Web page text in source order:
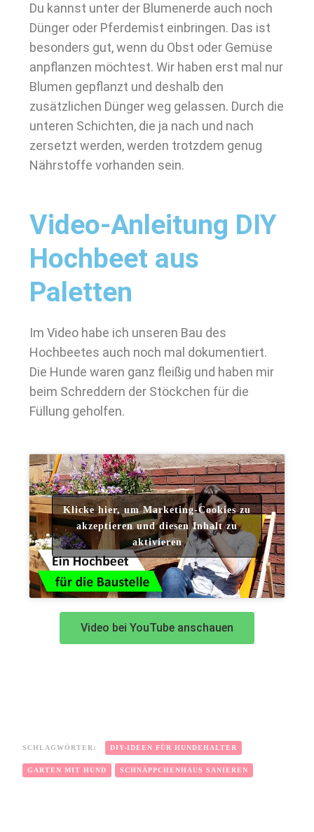
Du kannst unter der Blumenerde auch noch
Dünger oder Pferdemist einbringen. Das ist
besonders gut, wenn du Obst oder Gemüse
anpflanzen möchtest. Wir haben erst mal nur
Blumen gepflanzt und deshalb den
zusätzlichen Dünger weg gelassen. Durch die
unteren Schichten, die ja nach und nach
zersetzt werden, werden trotzdem genug
Nährstoffe vorhanden sein.
Video-Anleitung DIY
Hochbeet aus
Paletten
Im Video habe ich unseren Bau des
Hochbeetes auch noch mal dokumentiert.
Die Hunde waren ganz fleißig und haben mir
beim Schreddern der Stöckchen für die
Füllung geholfen.
Klicke hier, um Marketing-Cookies zu
akzeptieren und diesen Inhalt zu
aktivieren
Video bei YouTube anschauen
SCHLAGWÖRTER: DIY-IDEEN FÜR HUNDEHALTER
GARTEN MIT HUND SCHNÄPPCHENHAUS SANIEREN